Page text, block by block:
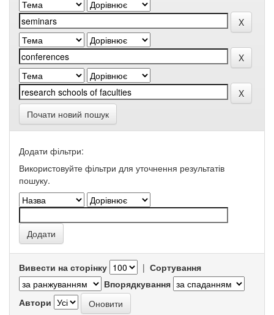
Почати новий пошук
Додати фільтри:
Використовуйте фільтри для уточнення результатів
пошуку.
Вивести на сторінку | Сортування
Впорядкування
Автори